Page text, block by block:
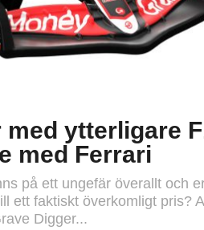
ytterligare
med Ferrari
på ett ungefär överallt och
ett faktiskt överkomligt pris?
Digger...